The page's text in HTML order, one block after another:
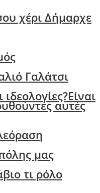
χέρι Δήμαρχε
Γαλάτσι
αυτές
μας
τι ρόλο